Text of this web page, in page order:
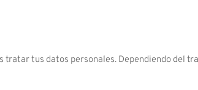
tus datos personales. Dependiendo del